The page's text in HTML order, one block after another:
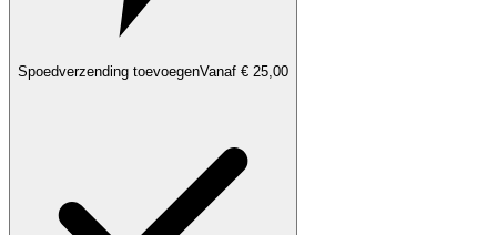
Spoedverzending toevoegenVanaf € 25,00